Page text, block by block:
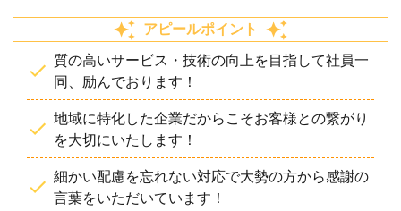
アピールポイント
質の高いサービス・技術の向上を目指して社員一
同、励んでおります！
地域に特化した企業だからこそお客様との繋がり
を大切にいたします！
細かい配慮を忘れない対応で大勢の方から感謝の
言葉をいただいています！